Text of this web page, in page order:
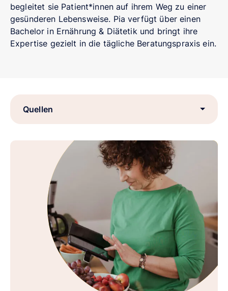
begleitet sie Patient*innen auf ihrem Weg zu einer
gesünderen Lebensweise. Pia verfügt über einen
Bachelor in Ernährung & Diätetik und bringt ihre
Expertise gezielt in die tägliche Beratungspraxis ein.
Quellen